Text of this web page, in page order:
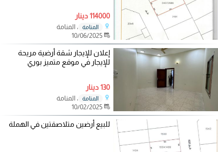
114000 دينار
المنامة
، المنامة
إعلان للإيجار شقة أرضية مريحة
للإيجار في موقع متميز بوري
130 دينار
المنامة
، المنامة
للبيع أرضين متلاصقتين في الهملة